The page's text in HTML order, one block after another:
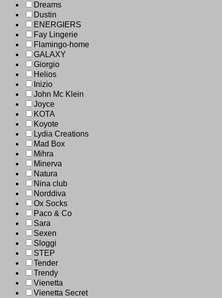
Dreams
Dustin
ENERGIERS
Fay Lingerie
Flamingo-home
GALAXY
Giorgio
Helios
Inizio
John Mc Klein
Joyce
KOTA
Koyote
Lydia Creations
Mad Box
Mihra
Minerva
Natura
Nina club
Norddiva
Ox Socks
Paco & Co
Sara
Sexen
Sloggi
STEP
Tender
Trendy
Vienetta
Vienetta Secret